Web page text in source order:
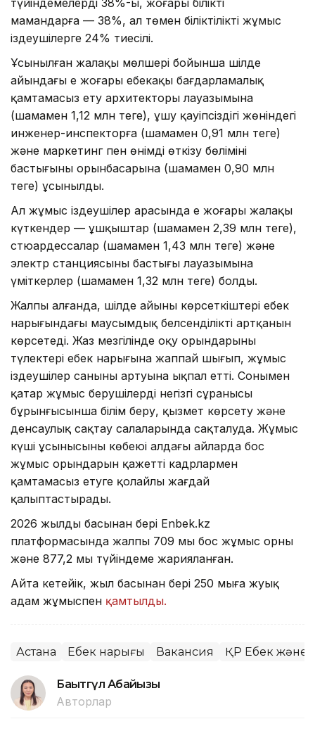
түйіндемелердің 38%-ы, жоғары білікті
мамандарға — 38%, ал төмен біліктілікті жұмыс
іздеушілерге 24% тиесілі.
Ұсынылған жалақы мөлшері бойынша шілде
айындағы ең жоғары еңбекақы бағдарламалық
қамтамасыз ету архитекторы лауазымына
(шамамен 1,12 млн теңге), ұшу қауіпсіздігі жөніндегі
инженер-инспекторға (шамамен 0,91 млн теңге)
және маркетинг пен өнімді өткізу бөлімінің
бастығының орынбасарына (шамамен 0,90 млн
теңге) ұсынылды.
Ал жұмыс іздеушілер арасында ең жоғары жалақы
күткендер — ұшқыштар (шамамен 2,39 млн теңге),
стюардессалар (шамамен 1,43 млн теңге) және
электр станциясының бастығы лауазымына
үміткерлер (шамамен 1,32 млн теңге) болды.
Жалпы алғанда, шілде айының көрсеткіштері еңбек
нарығындағы маусымдық белсенділіктің артқанын
көрсетеді. Жаз мезгілінде оқу орындарының
түлектері еңбек нарығына жаппай шығып, жұмыс
іздеушілер санының артуына ықпал етті. Сонымен
қатар жұмыс берушілердің негізгі сұранысы
бұрынғысынша білім беру, қызмет көрсету және
денсаулық сақтау салаларында сақталуда. Жұмыс
күші ұсынысының көбеюі алдағы айларда бос
жұмыс орындарын қажетті кадрлармен
қамтамасыз етуге қолайлы жағдай
қалыптастырады.
2026 жылдың басынан бері Enbek.kz
платформасында жалпы 709 мың бос жұмыс орны
және 877,2 мың түйіндеме жарияланған.
Айта кетейік, жыл басынан бері 250 мыңға жуық
адам жұмыспен қамтылды.
Астана Еңбек нарығы Вакансия ҚР Еңбек және
Бақытгүл Абайқызы
Авторлар